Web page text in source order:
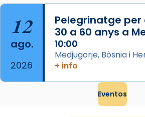
12
ago.
2026
Pelegrinatge per
30 a 60 anys a
10:00
Medjugorje, Bòsnia i
+ info
Eventos